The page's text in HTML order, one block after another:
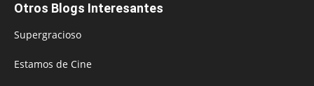
Otros Blogs Interesantes
Supergracioso
Estamos de Cine